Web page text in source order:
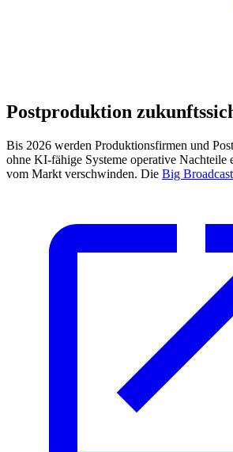
Postproduktion
Bis 2026 werden Produktionsfirmen und
ohne KI-fähige Systeme operative Nachteile
vom Markt verschwinden. Die Big